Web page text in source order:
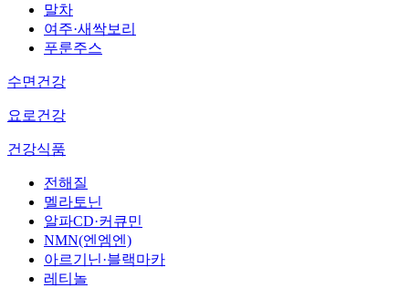
말차
여주·새싹보리
푸룬주스
수면건강
요로건강
건강식품
전해질
멜라토닌
알파CD·커큐민
NMN(엔엠엔)
아르기닌·블랙마카
레티놀